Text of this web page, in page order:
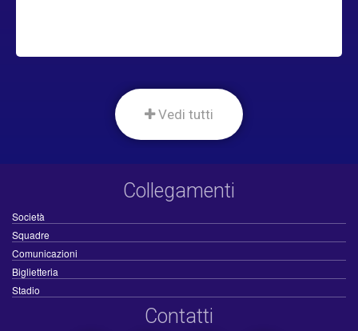
Vedi tutti
Collegamenti
Società
Squadre
Comunicazioni
Biglietteria
Stadio
Contatti